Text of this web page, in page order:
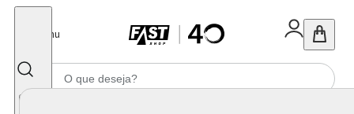
Menu